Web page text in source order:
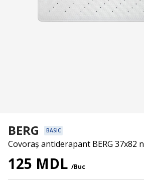
BERG BASIC
Covoraș antiderapant BERG 37x82
125 MDL /Buc